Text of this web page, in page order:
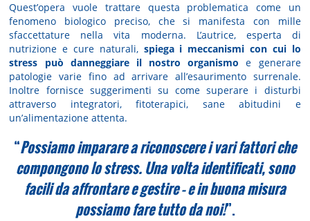
Quest’opera vuole trattare questa problematica come un
fenomeno biologico preciso, che si manifesta con mille
sfaccettature nella vita moderna. L’autrice, esperta di
nutrizione e cure naturali, spiega i meccanismi con cui lo
stress può danneggiare il nostro organismo e generare
patologie varie fino ad arrivare all’esaurimento surrenale.
Inoltre fornisce suggerimenti su come superare i disturbi
attraverso integratori, fitoterapici, sane abitudini e
un’alimentazione attenta.
“Possiamo imparare a riconoscere i vari fattori che
compongono lo stress. Una volta identificati, sono
facili da affrontare e gestire – e in buona misura
possiamo fare tutto da noi!”.